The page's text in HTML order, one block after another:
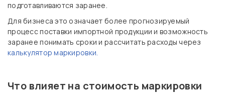
подготавливаются заранее.
Для бизнеса это означает более прогнозируемый
процесс поставки импортной продукции и возможность
заранее понимать сроки и рассчитать расходы через
калькулятор маркировки.
Что влияет на стоимость маркировки